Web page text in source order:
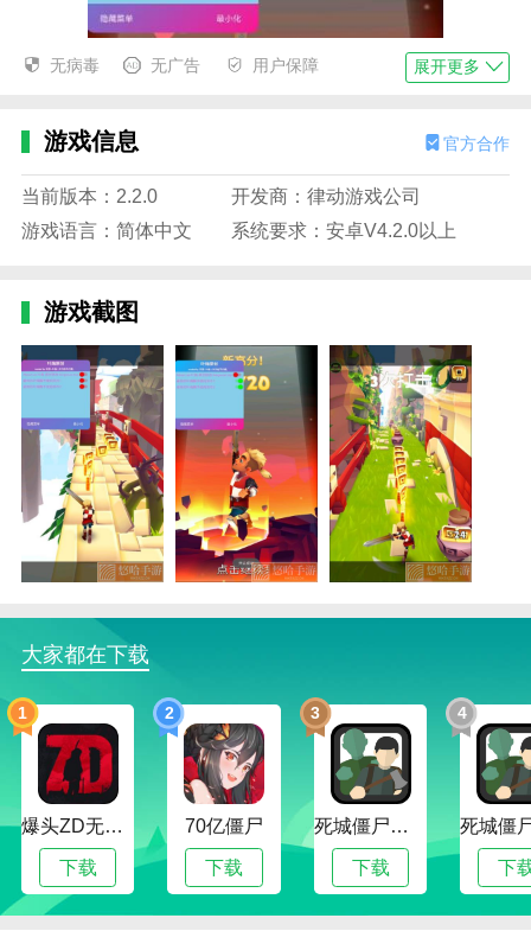
刀锋酷跑功能
1.设置障碍。有很多陷阱障碍等着你去突破。避免他们
在比赛中获得第一名。
2.在刀锋酷跑游戏中，玩家都是操纵你选择的小人物。
每个人都有不同的素质和能力。
3.选择关卡，选择你要挑战的关卡，和世界各地的玩家
一起挑战。
刀锋酷跑怎么玩
1.在刀锋酷跑游戏中解锁不同的功能，解锁角色的所有
能力。你会得到想要的等级奖励。
2.一款全新的跑酷游戏，提供多种全新的在线竞技跑酷
游戏。这将开启全新的冒险体验。
3.资源收集。还可以在线收集各种资源，可以在线解锁
专属奖励效果。
无病毒 无广告 用户保障 展开更多
游戏信息 官方合作
当前版本：2.2.0
开发商：律动游戏公司
游戏语言：简体中文
系统要求：安卓V4.2.0以上
游戏截图
大家都在下载
1
爆头ZD无限子弹版
下载
2
70亿僵尸
下载
3
死城僵尸生存无限金币版
下载
4
下